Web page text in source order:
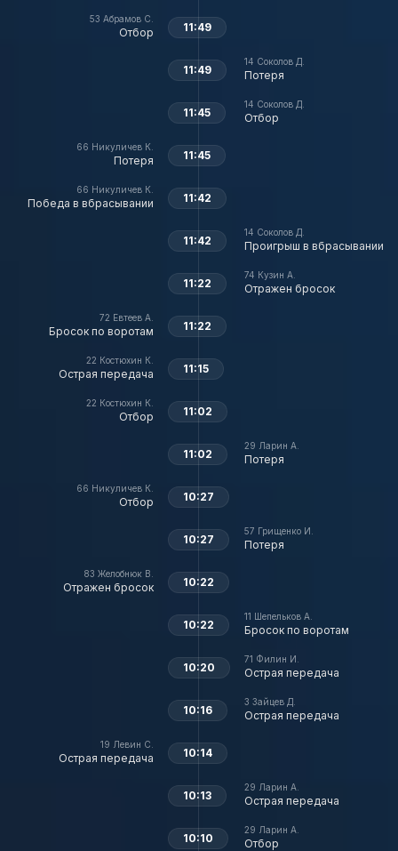
53 Абрамов С.
Отбор 11:49
14 Соколов Д.
Потеря
11:49
14 Соколов Д.
Отбор
11:45
66 Никуличев К.
Потеря 11:45
66 Никуличев К.
Победа в вбрасывании 11:42
14 Соколов Д.
Проигрыш в вбрасывании
11:42
74 Кузин А.
Отражен бросок
11:22
72 Евтеев А.
Бросок по воротам 11:22
22 Костюхин К.
Острая передача 11:15
22 Костюхин К.
Отбор 11:02
29 Ларин А.
Потеря
11:02
66 Никуличев К.
Отбор 10:27
57 Грищенко И.
Потеря
10:27
83 Желобнюк В.
Отражен бросок 10:22
11 Шепельков А.
Бросок по воротам
10:22
71 Филин И.
Острая передача
10:20
3 Зайцев Д.
Острая передача
10:16
19 Левин С.
Острая передача 10:14
29 Ларин А.
Острая передача
10:13
29 Ларин А.
Отбор
10:10